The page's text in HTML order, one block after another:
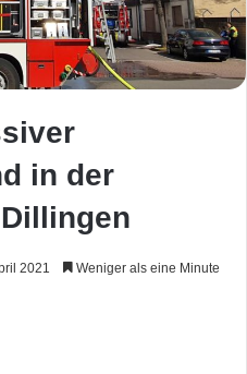
in der
2021 Weniger als eine Minute